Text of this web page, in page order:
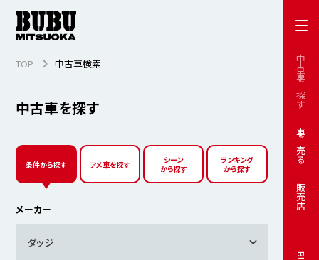
中古車を探す
車を売る
販売店
中古車を探す
TOP 中古車検索
条件から探す アメ車を探す
シーン
から探す
ランキング
から探す
メーカー
ダッジ